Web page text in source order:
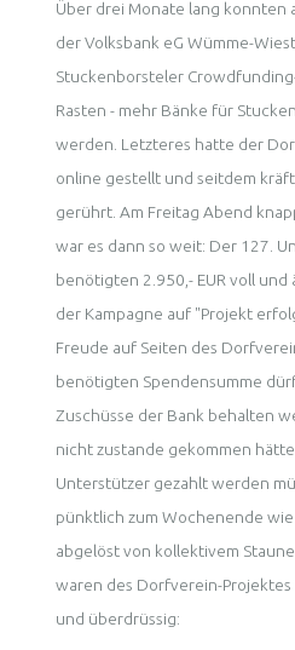
Über drei Monate lang konnten
der Volksbank eG Wümme-
Stuckenborsteler
Rasten - mehr Bänke für
werden. Letzteres hatte der
online gestellt und seitdem
gerührt. Am Freitag Abend
war es dann so weit: Der 127.
benötigten 2.950,- EUR voll
der Kampagne auf "Projekt
Freude auf Seiten des
benötigten Spendensumme
Zuschüsse der Bank behalten
nicht zustande gekommen
Unterstützer gezahlt werden
pünktlich zum Wochenende
abgelöst von kollektivem
waren des Dorfverein-
und überdrüssig: